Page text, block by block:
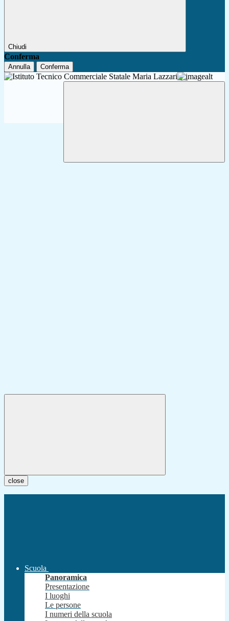
Chiudi
Conferma
Annulla Conferma
close
Scuola
Panoramica
Presentazione
I luoghi
Le persone
I numeri della scuola